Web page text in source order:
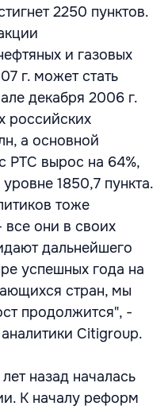
2250 пунктов.
и газовых
г. может стать
декабря 2006 г.
российских
а основной
РТС вырос на 64%,
1850,7 пункта.
тоже
все они в своих
дальнейшего
успешных года на
стран, мы
продолжится", -
Citigroup.
назад началась
К началу реформ